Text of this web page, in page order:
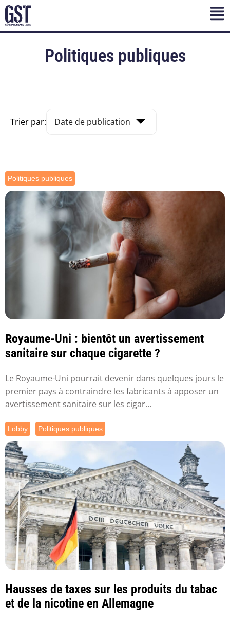
Politiques publiques
Trier par:
Politiques publiques
Royaume-Uni : bientôt un avertissement
sanitaire sur chaque cigarette ?
Le Royaume-Uni pourrait devenir dans quelques jours le
premier pays à contraindre les fabricants à apposer un
avertissement sanitaire sur les cigar...
Lobby Politiques publiques
Hausses de taxes sur les produits du tabac
et de la nicotine en Allemagne